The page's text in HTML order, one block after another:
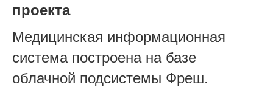
проекта
Медицинская информационная
система построена на базе
облачной подсистемы Фреш.